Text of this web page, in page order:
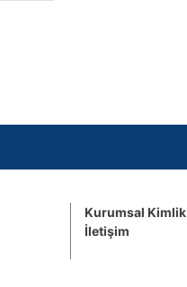
Kurumsal Kimlik
İletişim